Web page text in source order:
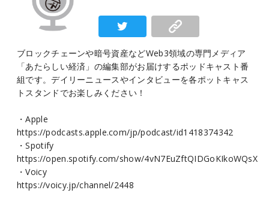
ブロックチェーンや暗号資産などWeb3領域の専門メディア
「あたらしい経済」の編集部がお届けするポッドキャスト番
組です。デイリーニュースやインタビューを各ポットキャス
トスタンドでお楽しみください！
・Apple
https://podcasts.apple.com/jp/podcast/id1418374342
・Spotify
https://open.spotify.com/show/4vN7EuZftQIDGoKIkoWQsX
・Voicy
https://voicy.jp/channel/2448